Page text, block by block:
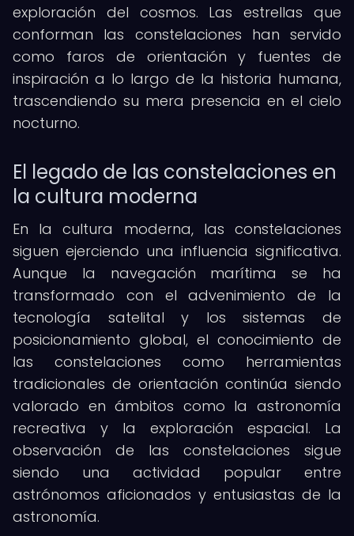
exploración del cosmos. Las estrellas que
conforman las constelaciones han servido
como faros de orientación y fuentes de
inspiración a lo largo de la historia humana,
trascendiendo su mera presencia en el cielo
nocturno.
El legado de las constelaciones en
la cultura moderna
En la cultura moderna, las constelaciones
siguen ejerciendo una influencia significativa.
Aunque la navegación marítima se ha
transformado con el advenimiento de la
tecnología satelital y los sistemas de
posicionamiento global, el conocimiento de
las constelaciones como herramientas
tradicionales de orientación continúa siendo
valorado en ámbitos como la astronomía
recreativa y la exploración espacial. La
observación de las constelaciones sigue
siendo una actividad popular entre
astrónomos aficionados y entusiastas de la
astronomía.